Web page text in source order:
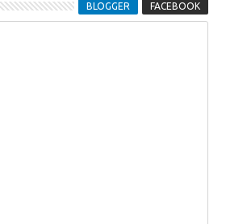
BLOGGER FACEBOOK